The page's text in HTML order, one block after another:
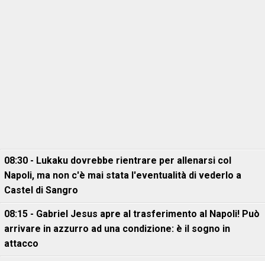
08:30 - Lukaku dovrebbe rientrare per allenarsi col
Napoli, ma non c'è mai stata l'eventualità di vederlo a
Castel di Sangro
08:15 - Gabriel Jesus apre al trasferimento al Napoli! Può
arrivare in azzurro ad una condizione: è il sogno in
attacco